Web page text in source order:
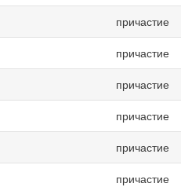
причастие
причастие
причастие
причастие
причастие
причастие